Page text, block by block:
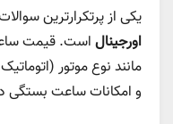
یکی از پرتکرارترین
اورجینال است. قیمت
مانند نوع موتور
و امکانات ساعت بستگی